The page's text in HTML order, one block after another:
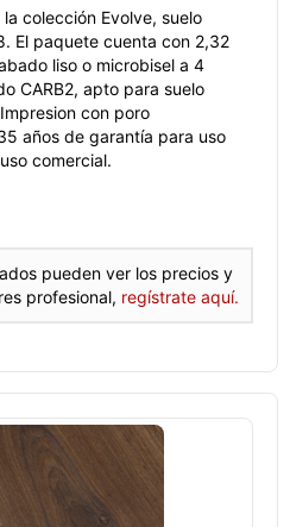
colección Evolve, suelo
El paquete cuenta con 2,32
liso o microbisel a 4
CARB2, apto para suelo
con poro
años de garantía para uso
comercial.
pueden ver los precios y
profesional, regístrate aquí.